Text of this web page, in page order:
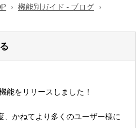
機能別ガイド - ブログ
能をリリースしました！
、かねてより多くのユーザー様に